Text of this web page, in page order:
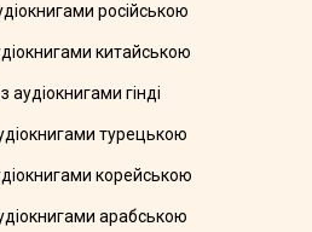
російською
китайською
аудіокнигами гінді
турецькою
корейською
арабською